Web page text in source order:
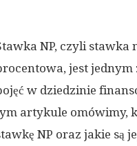
NP, czyli stawka
jest
w dziedzinie
artykule omówimy,
NP oraz jakie są